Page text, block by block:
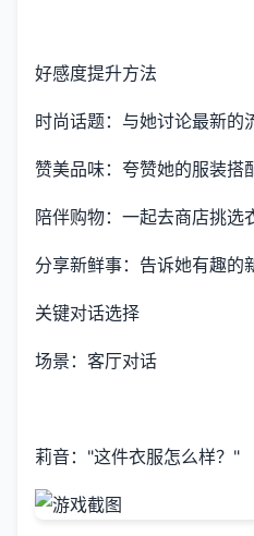
好感度提升方法
时尚话题：与她讨论最新的
赞美品味：夸赞她的服装搭
陪伴购物：一起去商店挑选
分享新鲜事：告诉她有趣的
关键对话选择
场景：客厅对话
莉音："这件衣服怎么样？"